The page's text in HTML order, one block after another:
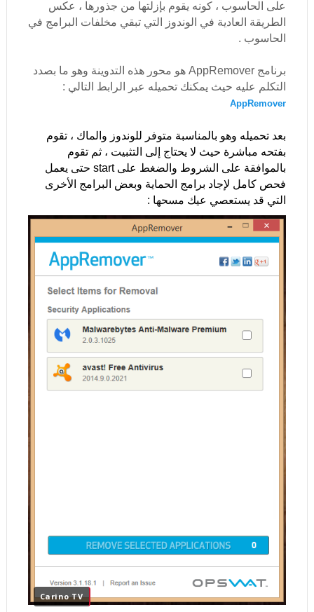
على الحاسوب ، كونه يقوم بإزلتها من جذورها ، عكس
الطريقة العادية في الوندوز التي تبقي مخلفات البرامج في
الحاسوب .
برنامج
AppRemover هو محور هذه التدوينة وهو ما بصدد
التكلم عليه حيث يمكنك تحميله عبر الرابط التالي :
AppRemover
بعد تحميله وهو بالمناسبة متوفر للوندوز والماك ، تقوم
بفتحه مباشرة حيث لا يحتاج إلى التثبيت ، ثم تقوم
بالموافقة على الشروط والضغط على start حتى يعمل
فحص كامل لإجاد برامج الحماية وبعض البرامج الأخرى
التي قد يستعصي عيك مسحها :
Carino TV